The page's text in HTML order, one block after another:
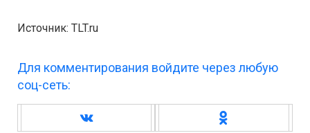
Источник: TLT.ru
Для комментирования войдите через любую
соц-сеть: